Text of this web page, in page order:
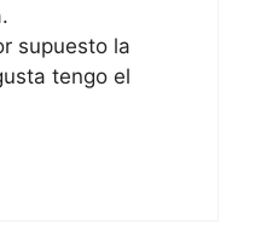
supuesto la
tengo el